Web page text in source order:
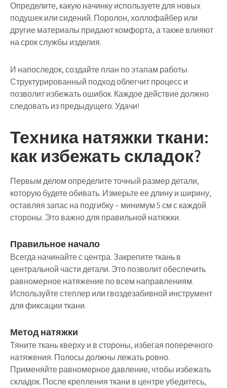
Определите, какую начинку используете для новых
подушек или сидений. Поролон, холлофайбер или
другие материалы придают комфорта, а также влияют
на срок службы изделия.
И напоследок, создайте план по этапам работы.
Структурированный подход облегчит процесс и
позволит избежать ошибок. Каждое действие должно
следовать из предыдущего. Удачи!
Техника натяжки ткани:
как избежать складок?
Первым делом определите точный размер детали,
которую будете обивать. Измерьте ее длину и ширину,
оставляя запас на подгибку – минимум 5 см с каждой
стороны. Это важно для правильной натяжки.
Правильное начало
Всегда начинайте с центра. Закрепите ткань в
центральной части детали. Это позволит обеспечить
равномерное натяжение по всем направлениям.
Используйте степлер или гвоздезабивной инструмент
для фиксации ткани.
Метод натяжки
Тяните ткань кверху и в стороны, избегая поперечного
натяжения. Полосы должны лежать ровно.
Применяйте равномерное давление, чтобы избежать
складок. После крепления ткани в центре убедитесь,